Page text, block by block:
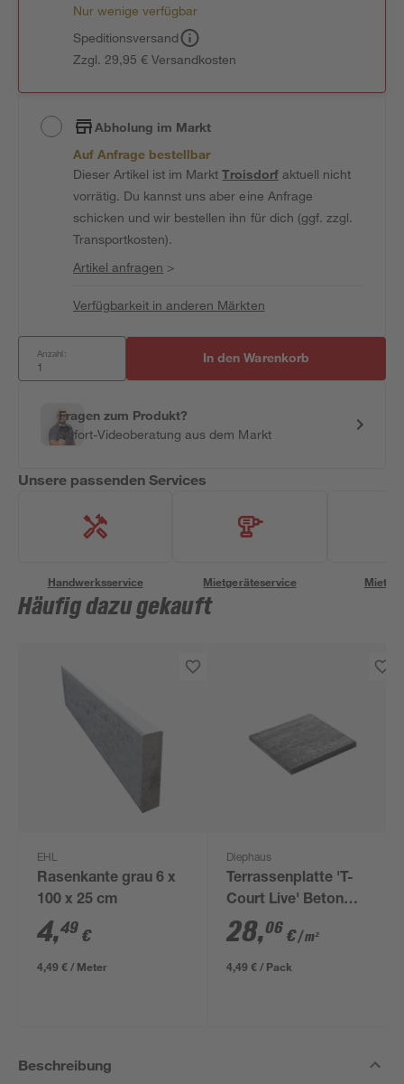
Nur wenige verfügbar
Speditionsversand
Zzgl. 29,95 € Versandkosten
Abholung im Markt
Auf Anfrage bestellbar
Dieser Artikel ist im MarktTroisdorfaktuell nicht
vorrätig. Du kannst uns aber eine Anfrage
schicken und wir bestellen ihn für dich (ggf. zzgl.
Transportkosten).
Artikel anfragen >
Verfügbarkeit in anderen Märkten
Anzahl: In den Warenkorb
Fragen zum Produkt?
Sofort-Videoberatung aus dem Markt
Unsere passenden Services
Handwerksservice Mietgeräteservice
Häufig dazu gekauft
EHL
Rasenkante grau 6 x
100 x 25 cm
4,49 €
4,49 € / Meter
Diephaus
Terrassenplatte 'T-
Court Live' Beton
grau/schwarz 40 x 40
x 4 cm
28,06 €/ m²
4,49 € / Pack
Beschreibung